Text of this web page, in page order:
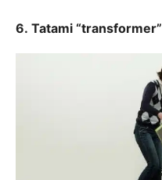
6. Tatami “transformer”